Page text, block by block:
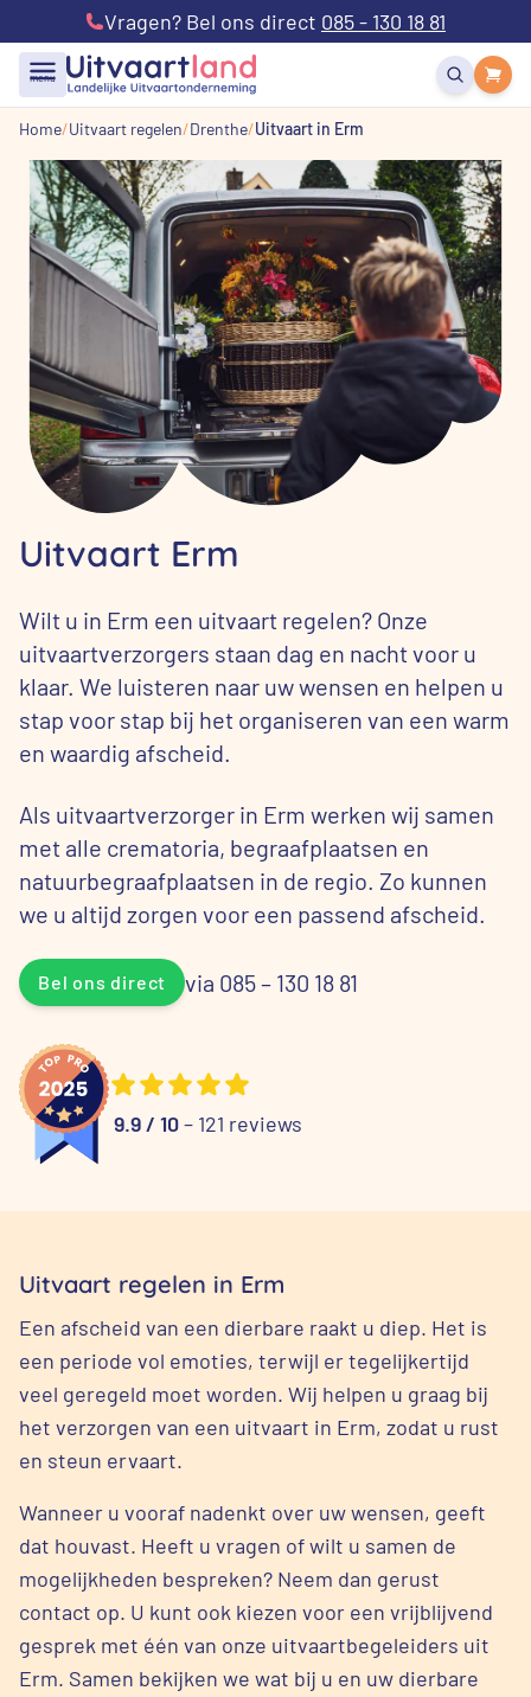
Vragen? Bel ons direct 085 - 130 18 81
menu
Home Uitvaart regelen Drenthe Uitvaart in Erm
Uitvaart Erm
Wilt u in Erm een uitvaart regelen? Onze
uitvaartverzorgers staan dag en nacht voor u
klaar. We luisteren naar uw wensen en helpen u
stap voor stap bij het organiseren van een warm
en waardig afscheid.
Als uitvaartverzorger in Erm werken wij samen
met alle crematoria, begraafplaatsen en
natuurbegraafplaatsen in de regio. Zo kunnen
we u altijd zorgen voor een passend afscheid.
Bel ons direct via 085 – 130 18 81
9.9 / 10– 121 reviews
Uitvaart regelen in Erm
Een afscheid van een dierbare raakt u diep. Het is
een periode vol emoties, terwijl er tegelijkertijd
veel geregeld moet worden. Wij helpen u graag bij
het verzorgen van een uitvaart in Erm, zodat u rust
en steun ervaart.
Wanneer u vooraf nadenkt over uw wensen, geeft
dat houvast. Heeft u vragen of wilt u samen de
mogelijkheden bespreken? Neem dan gerust
contact op. U kunt ook kiezen voor een vrijblijvend
gesprek met één van onze uitvaartbegeleiders uit
Erm. Samen bekijken we wat bij u en uw dierbare